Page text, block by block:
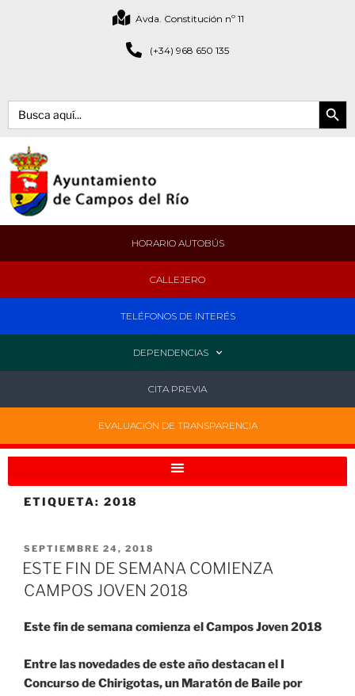
Avda. Constitución nº 11
(+34) 968 650 135
Buscar: Botón de
HORARIO AUTOBÚS
CALLEJERO
TELÉFONOS DE INTERÉS
DEPENDENCIAS
CITA PREVIA
EVALUACIÓN DE TRANSPARENCIA
ETIQUETA: 2018
SEPTIEMBRE 24, 2018
ESTE FIN DE SEMANA COMIENZA
CAMPOS JOVEN 2018
Este fin de semana comienza el Campos Joven 2018
Entre las novedades de este año destacan el I
Concurso de Chirigotas, un Maratón de Baile por